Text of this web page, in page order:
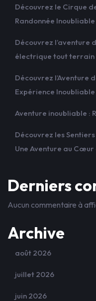
Découvrez le Cirque
Randonnée Inoubliable
Découvrez l’aventure
électrique tout terrain
Découvrez l’Aventure
Expérience Inoubliable
Aventure inoubliable :
Découvrez les
Une Aventure au Cœur
Derniers
Aucun commentaire à
Archive
août 2026
juillet 2026
juin 2026